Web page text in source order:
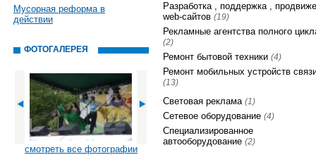
Мусорная реформа в
действии
ФОТОГАЛЕРЕЯ
смотреть все фотографии
Разработка , поддержка ,
web-сайтов (19)
Рекламные агентства полного
(2)
Ремонт бытовой техники (4)
Ремонт мобильных устройств
(13)
Световая реклама (1)
Сетевое оборудование (4)
Специализированное
автооборудование (2)